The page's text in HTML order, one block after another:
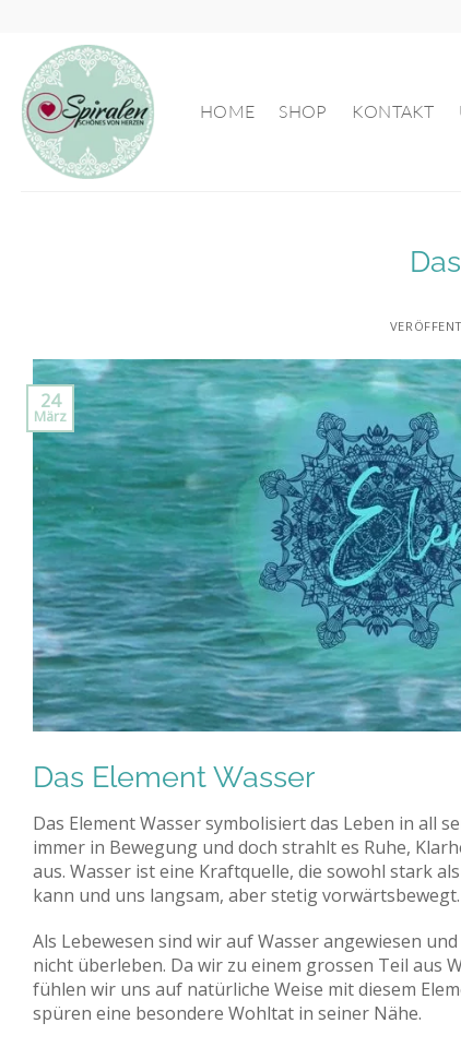
springen
HOME SHOP KONTAKT
24
März
Das Element Wasser
Das Element Wasser symbolisiert das Leben in all
immer in Bewegung und doch strahlt es Ruhe,
aus. Wasser ist eine Kraftquelle, die sowohl stark
kann und uns langsam, aber stetig vorwärtsbewegt.
Als Lebewesen sind wir auf Wasser angewiesen
nicht überleben. Da wir zu einem grossen Teil aus
fühlen wir uns auf natürliche Weise mit diesem
spüren eine besondere Wohltat in seiner Nähe.